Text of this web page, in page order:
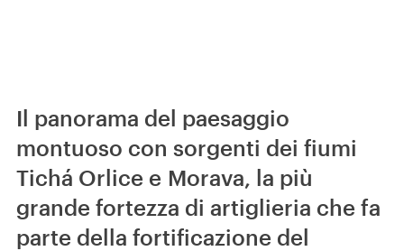
Il panorama del paesaggio
montuoso con sorgenti dei fiumi
Tichá Orlice e Morava, la più
grande fortezza di artiglieria che fa
parte della fortificazione del